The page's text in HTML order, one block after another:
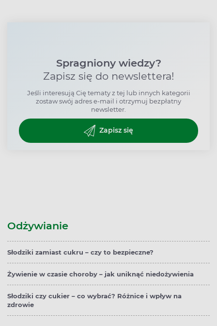
Spragniony wiedzy?
Zapisz się do newslettera!
Jeśli interesują Cię tematy z tej lub innych kategorii
zostaw swój adres e-mail i otrzymuj bezpłatny
newsletter.
Zapisz się
Odżywianie
Słodziki zamiast cukru – czy to bezpieczne?
Żywienie w czasie choroby – jak uniknąć niedożywienia
Słodziki czy cukier – co wybrać? Różnice i wpływ na
zdrowie